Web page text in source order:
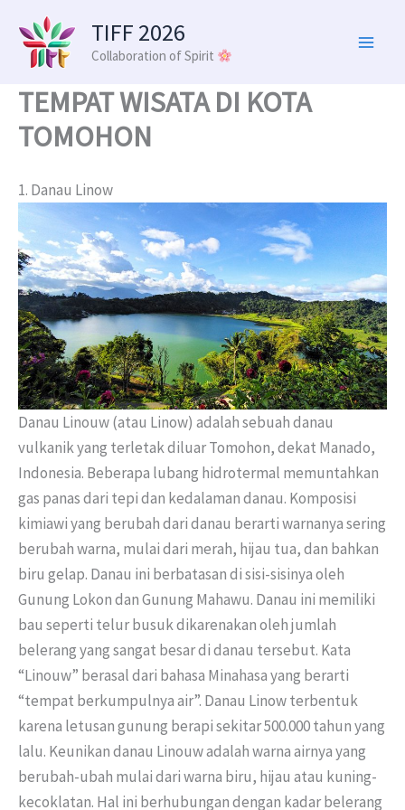
content
TIFF 2026
Collaboration of Spirit
TEMPAT WISATA DI KOTA
TOMOHON
1. Danau Linow
Danau Linouw (atau Linow) adalah sebuah danau
vulkanik yang terletak diluar Tomohon, dekat Manado,
Indonesia. Beberapa lubang hidrotermal memuntahkan
gas panas dari tepi dan kedalaman danau. Komposisi
kimiawi yang berubah dari danau berarti warnanya sering
berubah warna, mulai dari merah, hijau tua, dan bahkan
biru gelap. Danau ini berbatasan di sisi-sisinya oleh
Gunung Lokon dan Gunung Mahawu. Danau ini memiliki
bau seperti telur busuk dikarenakan oleh jumlah
belerang yang sangat besar di danau tersebut. Kata
“Linouw” berasal dari bahasa Minahasa yang berarti
“tempat berkumpulnya air”. Danau Linow terbentuk
karena letusan gunung berapi sekitar 500.000 tahun yang
lalu. Keunikan danau Linouw adalah warna airnya yang
berubah-ubah mulai dari warna biru, hijau atau kuning-
kecoklatan. Hal ini berhubungan dengan kadar belerang